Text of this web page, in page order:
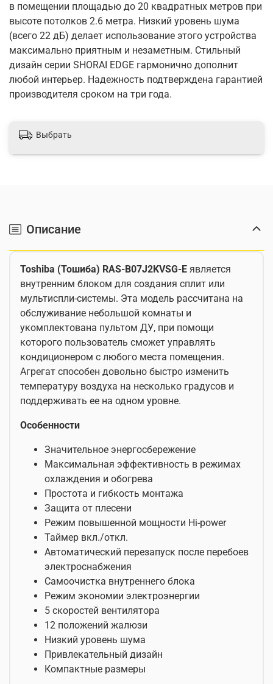
в помещении площадью до 20 квадратных метров при
высоте потолков 2.6 метра. Низкий уровень шума
(всего 22 дБ) делает использование этого устройства
максимально приятным и незаметным. Стильный
дизайн серии SHORAI EDGE гармонично дополнит
любой интерьер. Надежность подтверждена гарантией
производителя сроком на три года.
Выбрать
Описание
Toshiba (Тошиба) RAS-B07J2KVSG-E является
внутренним блоком для создания сплит или
мультиспли-системы. Эта модель рассчитана на
обслуживание небольшой комнаты и
укомплектована пультом ДУ, при помощи
которого пользователь сможет управлять
кондиционером с любого места помещения.
Агрегат способен довольно быстро изменить
температуру воздуха на несколько градусов и
поддерживать ее на одном уровне.
Особенности
Значительное энергосбережение
Максимальная эффективность в режимах
охлаждения и обогрева
Простота и гибкость монтажа
Защита от плесени
Режим повышенной мощности Hi-power
Таймер вкл./откл.
Автоматический перезапуск после перебоев
электроснабжения
Самоочистка внутреннего блока
Режим экономии электроэнергии
5 скоростей вентилятора
12 положений жалюзи
Низкий уровень шума
Привлекательный дизайн
Компактные размеры